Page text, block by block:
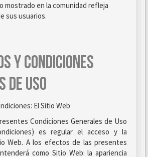
mostrado en la comunidad refleja
sus usuarios.
Y CONDICIONES
DE USO
El Sitio Web
Condiciones Generales de Uso
es regular el acceso y la
Web. A los efectos de las presentes
como Sitio Web: la apariencia